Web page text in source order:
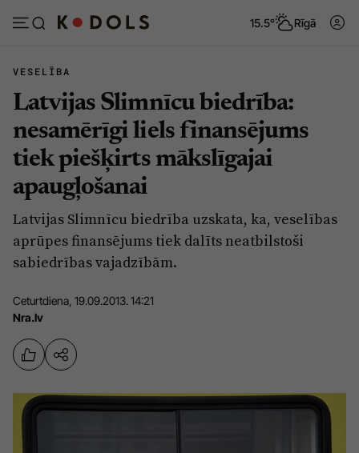
15.5° Rīgā
Abonēt Pieslēgties
Ziņas
Politika
Pašvaldības
Izglītība
Ģimene
Vide
Drošība
Tēmas
Dzīve un ticība
VESELĪBA
Latvijas Slimnīcu biedrība:
nesamērīgi liels finansējums
tiek piešķirts mākslīgajai
apaugļošanai
Latvijas Slimnīcu biedrība uzskata, ka, veselības
aprūpes finansējums tiek dalīts neatbilstoši
sabiedrības vajadzībām.
Ceturtdiena, 19.09.2013. 14:21
Nra.lv